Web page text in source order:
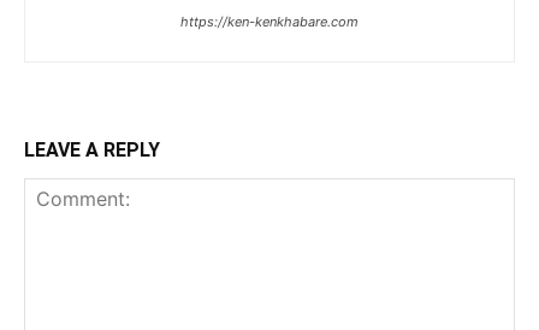
https://ken-kenkhabare.com
LEAVE A REPLY